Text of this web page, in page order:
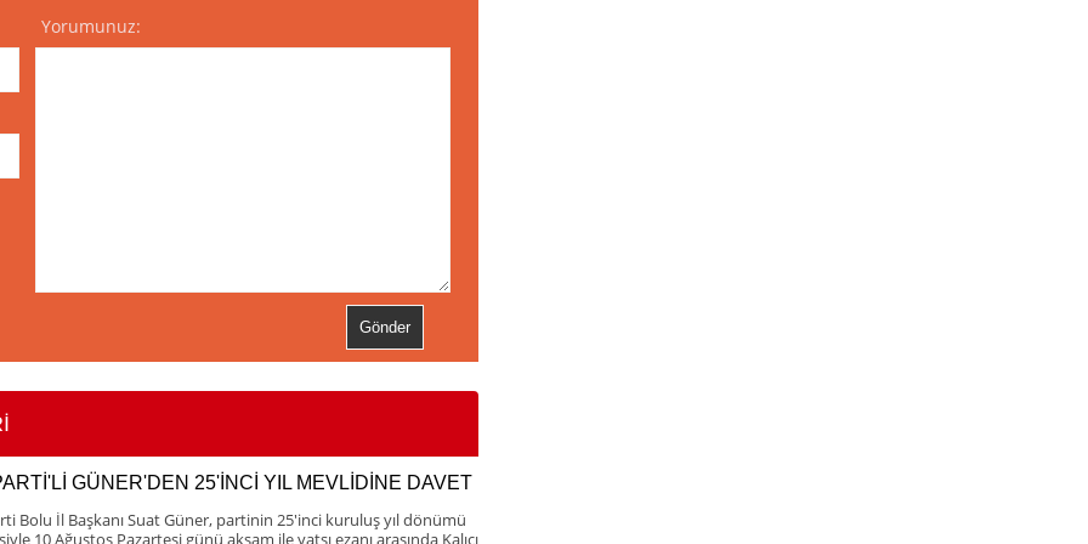
Yorumunuz:
GÜNER'DEN 25'İNCİ YIL MEVLİDİNE DAVET
Bolu İl Başkanı Suat Güner, partinin 25'inci kuruluş yıl dönümü
10 Ağustos Pazartesi günü akşam ile yatsı ezanı arasında Kalıcı